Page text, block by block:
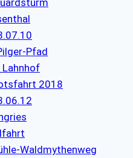
Pfad
Lahnhof
2018
Waldmythenweg